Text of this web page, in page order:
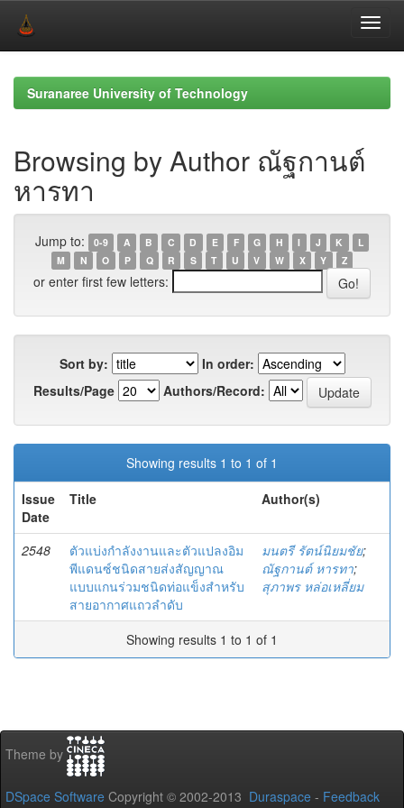
navigationSuranaree University of Technology
Browsing by Author ณัฐกานต์
หารทา
Jump to: 0-9 A B C D E F G H I J K
L
M
N O P Q R S T U V W X Y Z
or enter first few letters:
Sort by:
In order:
Results/Page
Authors/Record:
Showing results 1 to 1 of 1
Issue
Date
Title Author(s)
2548
ตัวแบ่งกำลังงานและตัวแปลงอิม
พีแดนซ์ชนิดสายส่งสัญญาณ
แบบแกนร่วมชนิดท่อแข็งสำหรับ
สายอากาศแถวลำดับ
มนตรี รัตน์นิยมชัย;
ณัฐกานต์ หารทา;
สุภาพร หล่อเหลี่ยม
Showing results 1 to 1 of 1
Theme by
DSpace Software Copyright © 2002-2013 Duraspace - Feedback